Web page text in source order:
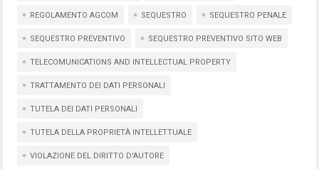
REGOLAMENTO AGCOM SEQUESTRO SEQUESTRO PENALE
SEQUESTRO PREVENTIVO SEQUESTRO PREVENTIVO SITO WEB
TELECOMUNICATIONS AND INTELLECTUAL PROPERTY
TRATTAMENTO DEI DATI PERSONALI
TUTELA DEI DATI PERSONALI
TUTELA DELLA PROPRIETÀ INTELLETTUALE
VIOLAZIONE DEL DIRITTO D'AUTORE